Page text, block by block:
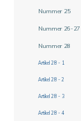
Nummer 25
Nummer 26-27
Nummer 28
Artikel 28 - 1
Artikel 28 - 2
Artikel 28 - 3
Artikel 28 - 4